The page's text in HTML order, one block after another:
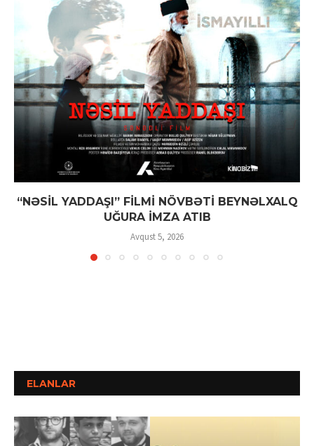
“NƏSİL YADDAŞI” FİLMİ NÖVBƏTİ BEYNƏLXALQ
UĞURA İMZA ATIB
Avqust 5, 2026
ELANLAR